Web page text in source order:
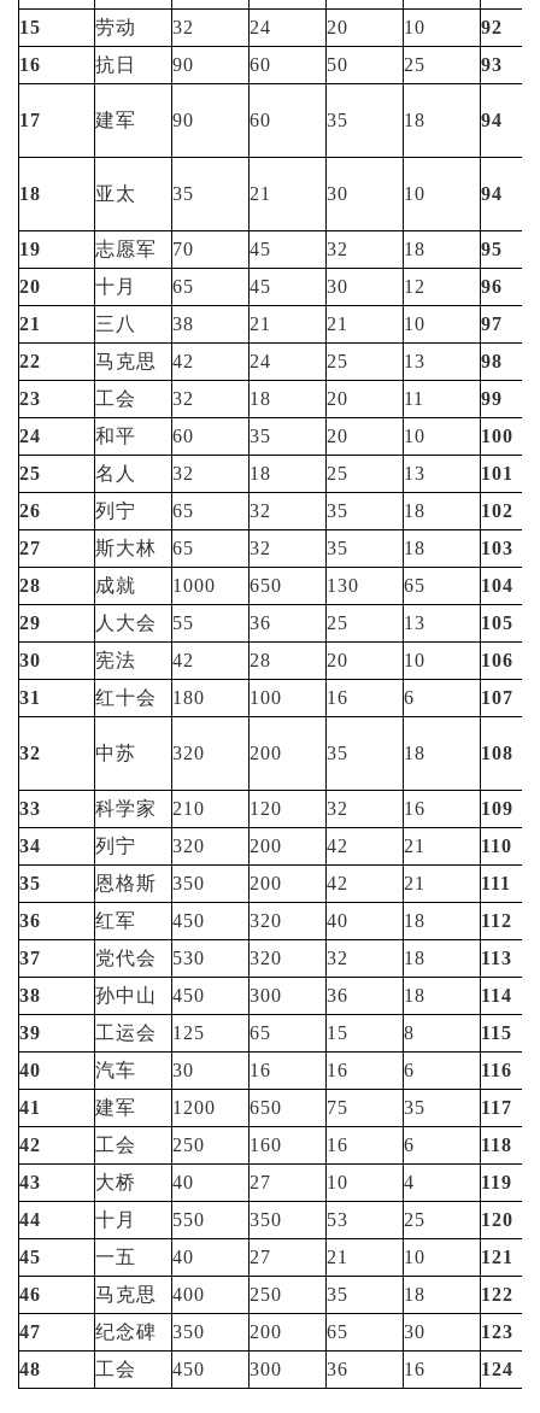
15
劳动 32 24 20 10
92
16
抗日 90 60 50 25 93
17 建军 90 60 35 18 94
18 亚太 35 21 30 10 94
19 志愿军 70 45 32 18
95
20
十月 65 45 30 12
96
21
三八 38 21 21 10
97
22
马克思 42 24 25 13
98
23
工会 32 18 20 11
99
24
和平 60 35 20 10
100
25
名人 32 18 25 13
101
26
列宁 65 32 35 18
102
27
斯大林 65 32 35 18
103
28
成就 1000 650 130 65
104
29
人大会 55 36 25 13
105
30
宪法 42 28 20 10
106
31
红十会 180 100 16 6 107
32 中苏 320 200 35 18 108
33 科学家 210 120 32 16
109
34
列宁 320 200 42 21
110
35
恩格斯 350 200 42 21
111
36
红军 450 320 40 18
112
37
党代会 530 320 32 18
113
38
孙中山 450 300 36 18
114
39
工运会 125 65 15 8
115
40
汽车 30 16 16 6
116
41
建军 1200 650 75 35
117
42
工会 250 160 16 6
118
43
大桥 40 27 10 4
119
44
十月 550 350 53 25
120
45
一五 40 27 21 10
121
46
马克思 400 250 35 18
122
47
纪念碑 350 200 65 30
123
48
工会 450 300 36 16 124